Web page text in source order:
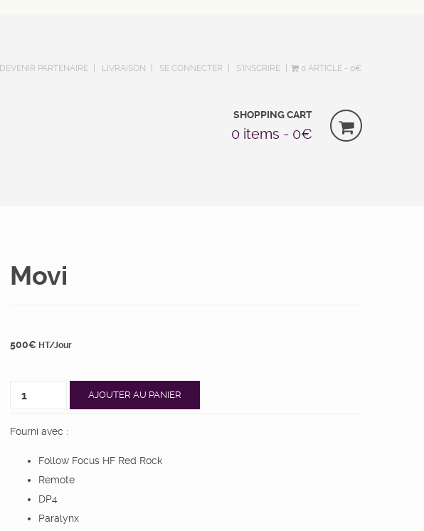
DEVENIR PARTENAIRE LIVRAISON SE CONNECTER S’INSCRIRE 0 ARTICLE 0€
SHOPPING CART
0 items - 0€
Movi
500€ HT/Jour
AJOUTER AU PANIER
Fourni avec :
Follow Focus HF Red Rock
Remote
DP4
Paralynx